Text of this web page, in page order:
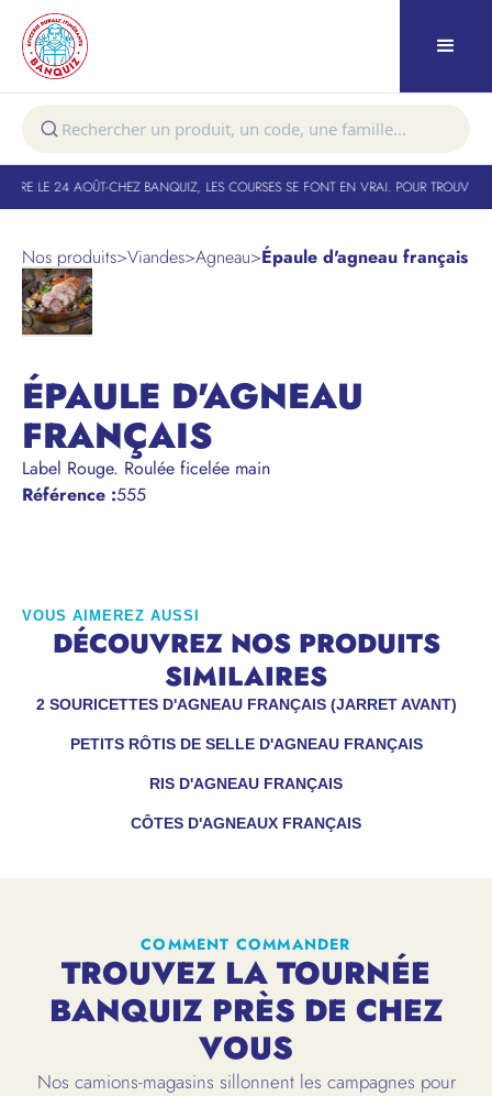
LE 24 AOÛT-CHEZ BANQUIZ, LES COURSES SE FONT EN VRAI. POUR TROUVER
Nos produits>Viandes>Agneau>Épaule d'agneau français
ÉPAULE D'AGNEAU
FRANÇAIS
Label Rouge. Roulée ficelée main
Référence :555
VOUS AIMEREZ AUSSI
DÉCOUVREZ NOS PRODUITS
SIMILAIRES
CÔTES D'AGNEAUX FRANÇAIS
2 SOURICETTES D'AGNEAU FRANÇAIS (JARRET AVANT)
PETITS RÔTIS DE SELLE D'AGNEAU FRANÇAIS
RIS D'AGNEAU FRANÇAIS
COMMENT COMMANDER
TROUVEZ LA TOURNÉE
BANQUIZ PRÈS DE CHEZ
VOUS
Nos camions-magasins sillonnent les campagnes pour